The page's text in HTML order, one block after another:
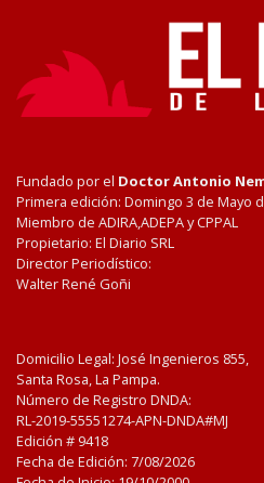
Fundado por el Doctor Antonio
Primera edición: Domingo 3 de Mayo
Miembro de ADIRA,ADEPA y CPPAL
Propietario: El Diario SRL
Director Periodístico:
Walter René Goñi
Domicilio Legal: José Ingenieros 855,
Santa Rosa, La Pampa.
Número de Registro DNDA:
RL-2019-55551274-APN-DNDA#MJ
Edición # 9418
Fecha de Edición: 7/08/2026